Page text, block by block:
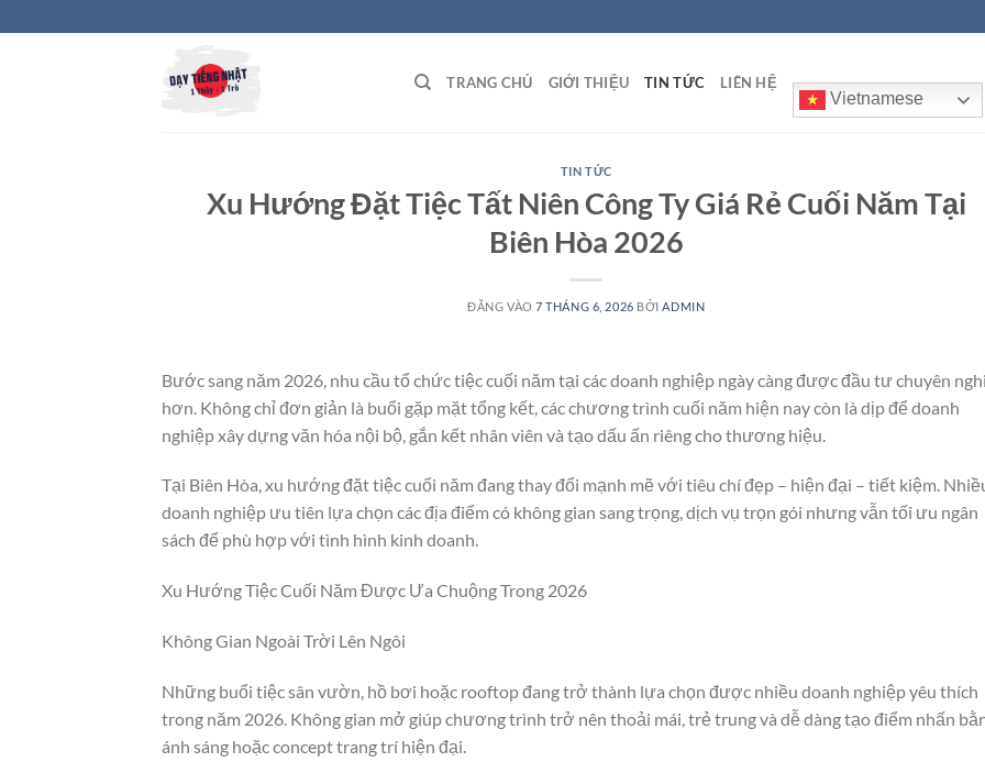
qua
TRANG CHỦ GIỚI THIỆU TIN TỨC LIÊN HỆ
Vietnamese
TIN TỨC
Xu Hướng Đặt Tiệc Tất Niên Công Ty Giá Rẻ Cuối Năm Tại
Biên Hòa 2026
ĐĂNG VÀO7 THÁNG 6, 2026 BỞI ADMIN
Bước sang năm 2026, nhu cầu tổ chức tiệc cuối năm tại các doanh nghiệp ngày càng được đầu tư chuyên
hơn. Không chỉ đơn giản là buổi gặp mặt tổng kết, các chương trình cuối năm hiện nay còn là dịp để doanh
nghiệp xây dựng văn hóa nội bộ, gắn kết nhân viên và tạo dấu ấn riêng cho thương hiệu.
Tại Biên Hòa, xu hướng đặt tiệc cuối năm đang thay đổi mạnh mẽ với tiêu chí đẹp – hiện đại – tiết kiệm.
doanh nghiệp ưu tiên lựa chọn các địa điểm có không gian sang trọng, dịch vụ trọn gói nhưng vẫn tối ưu ngân
sách để phù hợp với tình hình kinh doanh.
Xu Hướng Tiệc Cuối Năm Được Ưa Chuộng Trong 2026
Không Gian Ngoài Trời Lên Ngôi
Những buổi tiệc sân vườn, hồ bơi hoặc rooftop đang trở thành lựa chọn được nhiều doanh nghiệp yêu thích
trong năm 2026. Không gian mở giúp chương trình trở nên thoải mái, trẻ trung và dễ dàng tạo điểm nhấn
ánh sáng hoặc concept trang trí hiện đại.